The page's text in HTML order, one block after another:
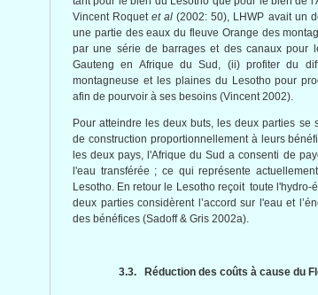
Vincent Roquetet al (2002: 50), LHWP avait un
une partie des eaux du fleuve Orange des
par une série de barrages et des canaux pour
Gauteng en Afrique du Sud, (ii) profiter du
montagneuse et les plaines du Lesotho pour
afin de pourvoir à ses besoins (Vincent 2002).
Pour atteindre les deux buts, les deux parties se
de construction proportionnellement à leurs
les deux pays, l'Afrique du Sud a consenti de
l'eau transférée ; ce qui représente
Lesotho. En retour le Lesotho reçoit toute
deux parties considèrent l’accord sur l'eau et
des bénéfices (Sadoff & Gris 2002a).
3.3. Réduction des coûts à cause du